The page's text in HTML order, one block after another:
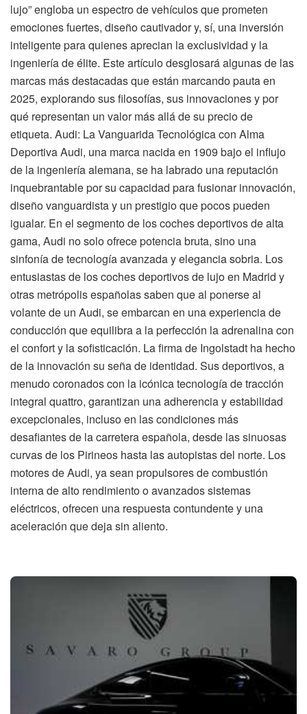
lujo” engloba un espectro de vehículos que prometen
emociones fuertes, diseño cautivador y, sí, una inversión
inteligente para quienes aprecian la exclusividad y la
ingeniería de élite. Este artículo desglosará algunas de las
marcas más destacadas que están marcando pauta en
2025, explorando sus filosofías, sus innovaciones y por
qué representan un valor más allá de su precio de
etiqueta. Audi: La Vanguarida Tecnológica con Alma
Deportiva Audi, una marca nacida en 1909 bajo el influjo
de la ingeniería alemana, se ha labrado una reputación
inquebrantable por su capacidad para fusionar innovación,
diseño vanguardista y un prestigio que pocos pueden
igualar. En el segmento de los coches deportivos de alta
gama, Audi no solo ofrece potencia bruta, sino una
sinfonía de tecnología avanzada y elegancia sobria. Los
entusiastas de los coches deportivos de lujo en Madrid y
otras metrópolis españolas saben que al ponerse al
volante de un Audi, se embarcan en una experiencia de
conducción que equilibra a la perfección la adrenalina con
el confort y la sofisticación. La firma de Ingolstadt ha hecho
de la innovación su seña de identidad. Sus deportivos, a
menudo coronados con la icónica tecnología de tracción
integral quattro, garantizan una adherencia y estabilidad
excepcionales, incluso en las condiciones más
desafiantes de la carretera española, desde las sinuosas
curvas de los Pirineos hasta las autopistas del norte. Los
motores de Audi, ya sean propulsores de combustión
interna de alto rendimiento o avanzados sistemas
eléctricos, ofrecen una respuesta contundente y una
aceleración que deja sin aliento.